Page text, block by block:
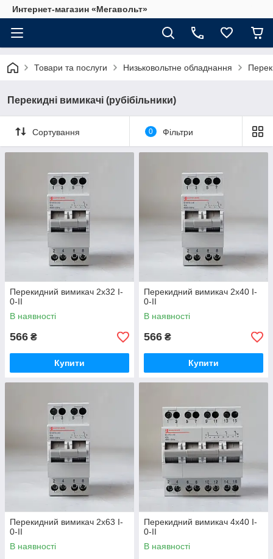
Интернет-магазин «Мегавольт»
Товари та послуги Низьковольтне обладнання
Перекидні вимикачі (рубібільники)
Сортування 0 Фільтри
Перекидний вимикач 2x32 I-
0-II
В наявності
566 ₴
Купити
Перекидний вимикач 2x40 I-
0-II
В наявності
566 ₴
Купити
Перекидний вимикач 2x63 I-
0-II
В наявності
Перекидний вимикач 4x40 I-
0-II
В наявності